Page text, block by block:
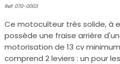
Ref: 070-0003
Ce motoculteur très solide, à
possède une fraise arrière
motorisation de 13 cv
comprend 2 leviers : un pour